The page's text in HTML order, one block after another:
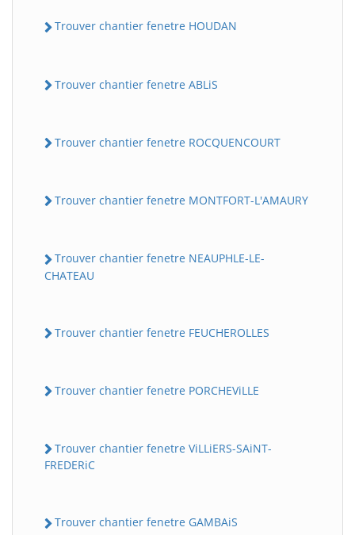
Trouver chantier fenetre HOUDAN
Trouver chantier fenetre ABLiS
Trouver chantier fenetre ROCQUENCOURT
Trouver chantier fenetre MONTFORT-L'AMAURY
Trouver chantier fenetre NEAUPHLE-LE-
CHATEAU
Trouver chantier fenetre FEUCHEROLLES
Trouver chantier fenetre PORCHEViLLE
Trouver chantier fenetre ViLLiERS-SAiNT-
FREDERiC
Trouver chantier fenetre GAMBAiS